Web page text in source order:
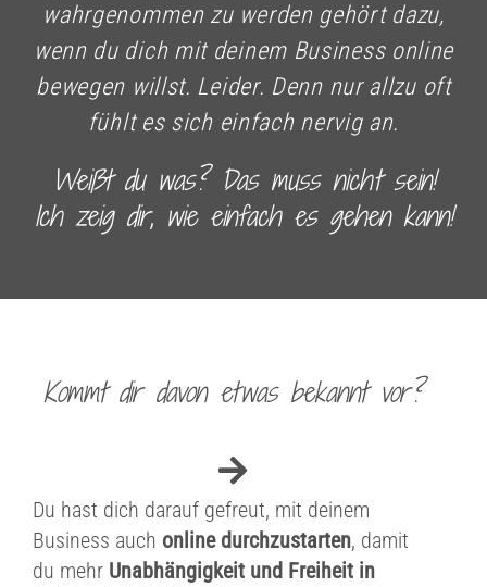
wahrgenommen zu werden gehört dazu,
wenn du dich mit deinem Business online
bewegen willst. Leider. Denn nur allzu oft
fühlt es sich einfach nervig an.
Weißt du was? Das muss nicht sein!
Ich zeig dir, wie einfach es gehen kann!
Kommt dir davon etwas bekannt vor?
Du hast dich darauf gefreut, mit deinem
Business auch online durchzustarten, damit
du mehr Unabhängigkeit und Freiheit in